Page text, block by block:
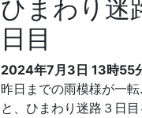
ひまわり迷
日目
2024年7月3日 13時55
昨日までの雨模様が一
と、ひまわり迷路３日目